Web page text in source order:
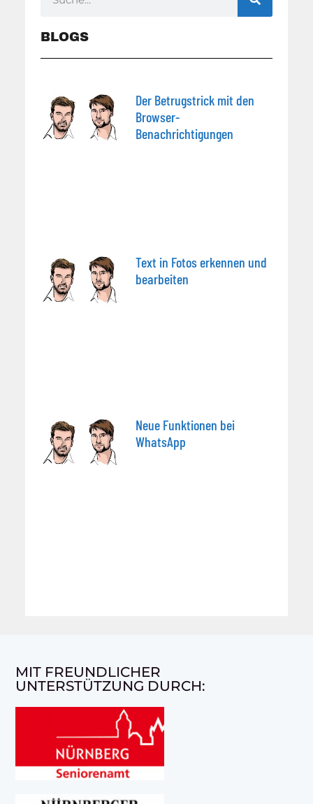
BLOGS
Der Betrugstrick mit den
Browser-
Benachrichtigungen
Text in Fotos erkennen und
bearbeiten
Neue Funktionen bei
WhatsApp
MIT FREUNDLICHER
UNTERSTÜTZUNG DURCH: